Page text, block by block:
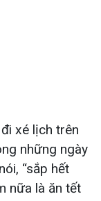
xé lịch trên
những ngày
“sắp hết
nữa là ăn tết